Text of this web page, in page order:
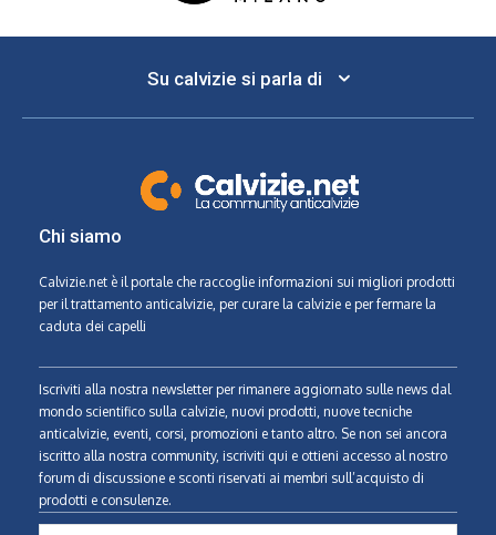
Su calvizie si parla di
Chi siamo
Calvizie.net è il portale che raccoglie informazioni sui migliori prodotti
per il trattamento anticalvizie, per curare la calvizie e per fermare la
caduta dei capelli
Iscriviti alla nostra newsletter per rimanere aggiornato sulle news dal
mondo scientifico sulla calvizie, nuovi prodotti, nuove tecniche
anticalvizie, eventi, corsi, promozioni e tanto altro. Se non sei ancora
iscritto alla nostra community, iscriviti qui e ottieni accesso al nostro
forum di discussione e sconti riservati ai membri sull’acquisto di
prodotti e consulenze.